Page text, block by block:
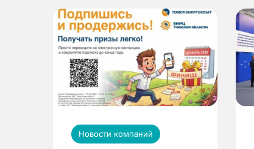
Новости компаний